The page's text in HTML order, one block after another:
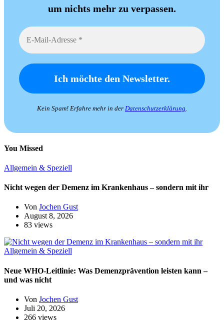
um nichts mehr zu verpassen.
Kein Spam! Erfahre mehr in der Datenschutzerklärung.
You Missed
Allgemein & Speziell
Nicht wegen der Demenz im Krankenhaus – sondern mit ihr
Von Jochen Gust
August 8, 2026
83 views
Allgemein & Speziell
Neue WHO-Leitlinie: Was Demenzprävention leisten kann –
und was nicht
Von Jochen Gust
Juli 20, 2026
266 views